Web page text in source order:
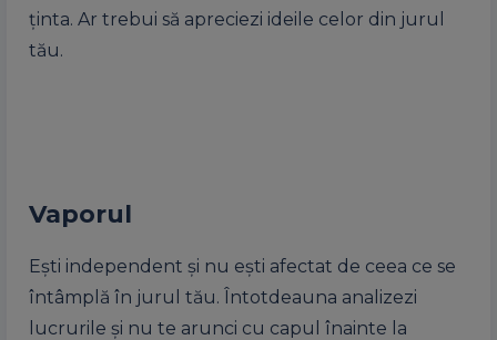
ținta. Ar trebui să apreciezi ideile celor din jurul
tău.
Vaporul
Ești independent și nu ești afectat de ceea ce se
întâmplă în jurul tău. Întotdeauna analizezi
lucrurile și nu te arunci cu capul înainte la